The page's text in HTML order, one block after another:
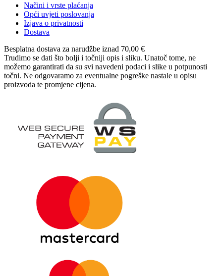
Načini i vrste plaćanja
Opći uvjeti poslovanja
Izjava o privatnosti
Dostava
Besplatna dostava za narudžbe iznad 70,00 €
Trudimo se dati što bolji i točniji opis i sliku. Unatoč tome, ne
možemo garantirati da su svi navedeni podaci i slike u potpunosti
točni. Ne odgovaramo za eventualne pogreške nastale u opisu
proizvoda te promjene cijena.